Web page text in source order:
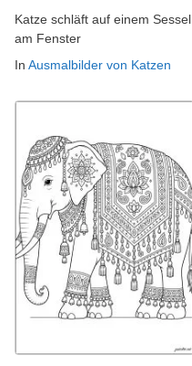
Katze schläft auf einem Sessel
am Fenster
In Ausmalbilder von Katzen